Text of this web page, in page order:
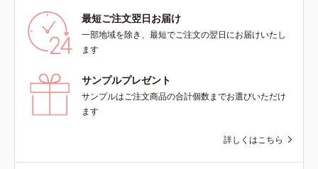
最短ご注文翌日お届け
一部地域を除き、最短でご注文の翌日にお届けいたし
ます
サンプルプレゼント
サンプルはご注文商品の合計個数までお選びいただけ
ます
詳しくはこちら